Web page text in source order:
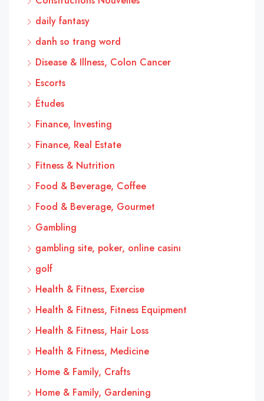
daily fantasy
danh so trang word
Disease & Illness, Colon Cancer
Escorts
Études
Finance, Investing
Finance, Real Estate
Fitness & Nutrition
Food & Beverage, Coffee
Food & Beverage, Gourmet
Gambling
gambling site, poker, online casinı
golf
Health & Fitness, Exercise
Health & Fitness, Fitness Equipment
Health & Fitness, Hair Loss
Health & Fitness, Medicine
Home & Family, Crafts
Home & Family, Gardening